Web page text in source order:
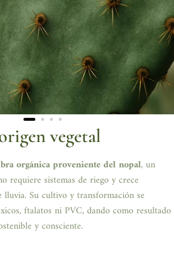
que cuentan historias, hechas para
vegetal
orgánica proveniente del nopal, un
requiere sistemas de riego y crece
lluvia. Su cultivo y transformación se
ftalatos ni PVC, dando como resultado
y consciente.